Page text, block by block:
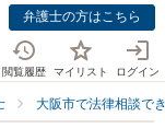
弁護士の方はこちら
閲覧履歴 マイリスト ログイン
大阪市で法律相談で